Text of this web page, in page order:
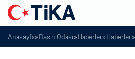
Anasayfa»Basın Odası»Haberler»Haberler»